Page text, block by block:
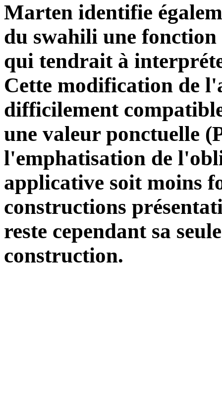
Marten identifie
du swahili une
qui tendrait à
Cette modification de
difficilement
une valeur ponctuelle
l'emphatisation de
applicative soit moins
constructions
reste cependant sa
construction.